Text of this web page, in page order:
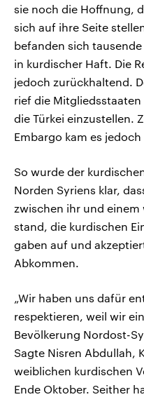
sie noch die Hoffnung,
sich auf ihre Seite
befanden sich
in kurdischer Haft. Die
jedoch zurückhaltend.
rief die
die Türkei einzustellen.
Embargo kam es
So wurde der
Norden Syriens klar,
zwischen ihr und
stand, die kurdischen
gaben auf und
Abkommen.
„Wir haben uns dafür
respektieren, weil wir
Bevölkerung Nordost-
Sagte Nisren Abdullah,
weiblichen kurdischen
Ende Oktober. Seither